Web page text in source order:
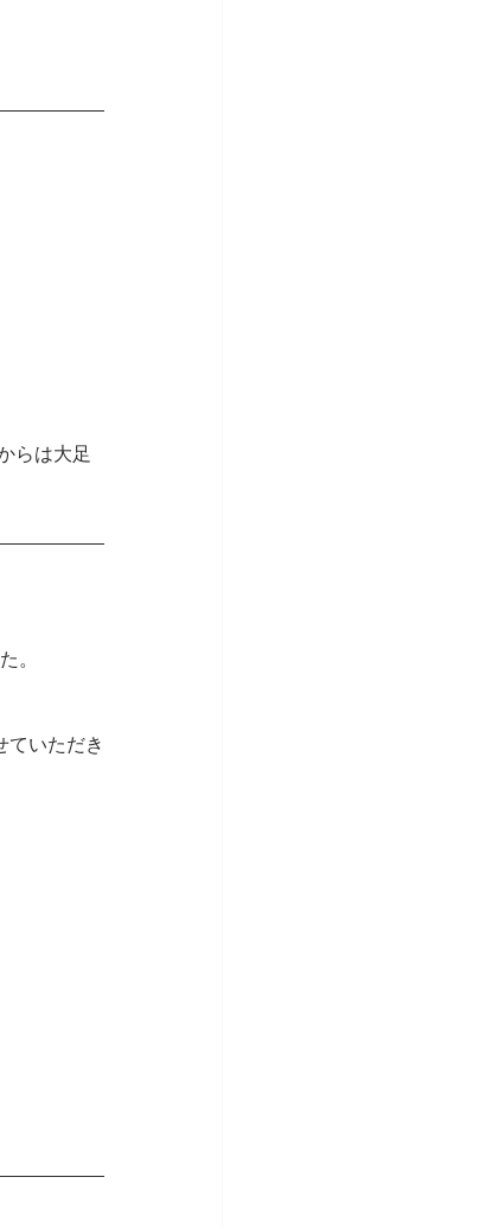
らは大足
。
ていただき